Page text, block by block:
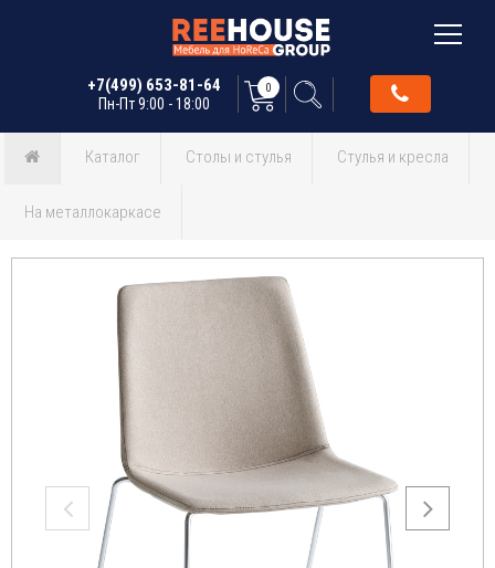
+7(499) 653-81-64
Пн-Пт 9:00 - 18:00
0
Каталог Столы и стулья Стулья и кресла
На металлокаркасе